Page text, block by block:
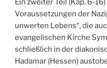
Ein zweiter Teil (Kap. 6-
Voraussetzungen der
unwerten Lebens“, die
evangelischen Kirche
schließlich in der
Hadamar (Hessen)